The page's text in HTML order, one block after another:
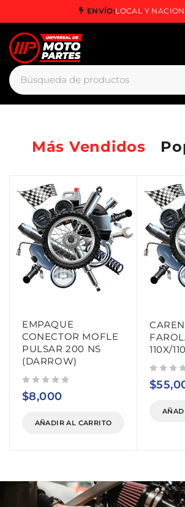
ENVÍO:LOCAL Y
Más Vendidos
EMPAQUE
CONECTOR MOFLE
PULSAR 200 NS
(DARROW)
$8,000
AÑADIR AL CARRITO
110X/
$